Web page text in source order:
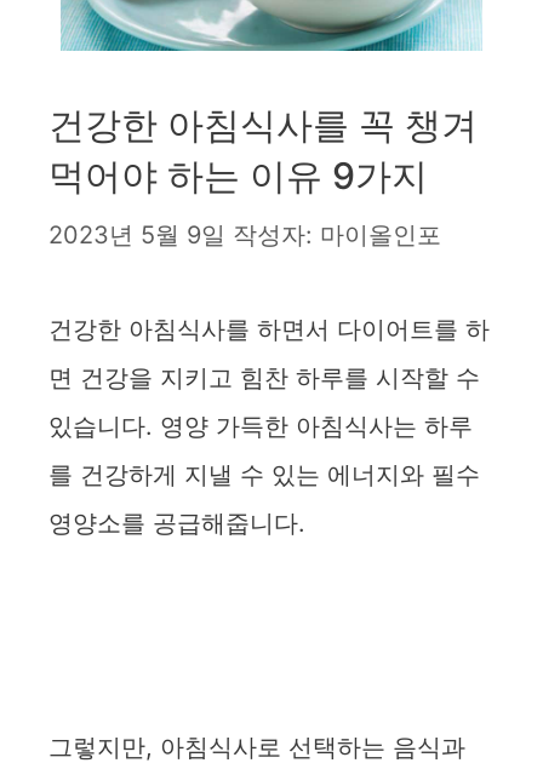
건강한 아침식사를 꼭 챙겨
먹어야 하는 이유 9가지
2023년 5월 9일 작성자: 마이올인포
건강한 아침식사를 하면서 다이어트를 하
면 건강을 지키고 힘찬 하루를 시작할 수
있습니다. 영양 가득한 아침식사는 하루
를 건강하게 지낼 수 있는 에너지와 필수
영양소를 공급해줍니다.
그렇지만, 아침식사로 선택하는 음식과